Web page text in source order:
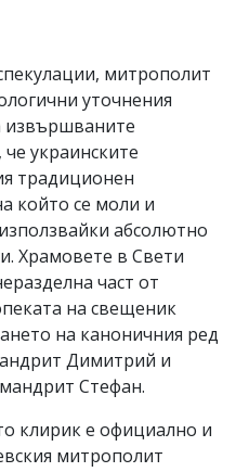
митрополит
уточнения
извършваните
украинските
традиционен
който се моли и
абсолютно
Храмовете в Свети
част от
на свещеник
на каноничния ред
Димитрий и
Стефан.
клирик е официално и
митрополит